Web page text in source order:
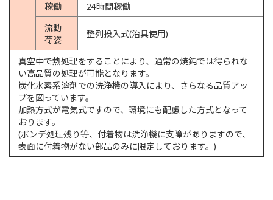
稼働 24時間稼働
流動
荷姿
整列投入式(治具使用)
真空中で熱処理をすることにより、通常の焼鈍では得られな
い高品質の処理が可能となります。
炭化水素系溶剤での洗浄機の導入により、さらなる品質アッ
プを図っています。
加熱方式が電気式ですので、環境にも配慮した方式となって
おります。
(ボンデ処理残り等、付着物は洗浄機に支障がありますので、
表面に付着物がない部品のみに限定しております。)